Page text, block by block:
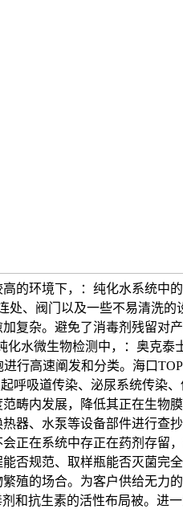
的环境下，：纯化水系统中
、阀门以及一些不易清洗的
复杂。避免了消毒剂残留对
化水微生物检测中，：奥克泰
行高速阐发和分类。海口
呼吸道传染、泌尿系统传染
畴内发展，降低其正在生物
器、水泵等设备部件进行查
正在系统中存正在药剂存留
否规范、取样瓶能否灭菌完
殖的场合。为客户供给无力
和抗生素的活性布局被。进